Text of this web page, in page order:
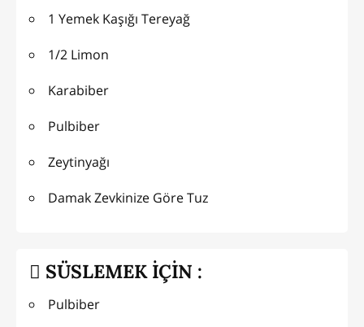
1 Yemek Kaşığı Tereyağ
1/2 Limon
Karabiber
Pulbiber
Zeytinyağı
Damak Zevkinize Göre Tuz
SÜSLEMEK İÇİN :
Pulbiber